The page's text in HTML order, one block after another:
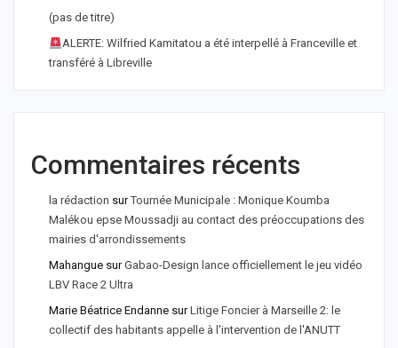
(pas de titre)
ALERTE: Wilfried Kamitatou a été interpellé à Franceville et
transféré à Libreville
Commentaires récents
la rédaction surTournée Municipale : Monique Koumba
Malékou epse Moussadji au contact des préoccupations des
mairies d'arrondissements
Mahangue surGabao-Design lance officiellement le jeu vidéo
LBV Race 2 Ultra
Marie Béatrice Endanne surLitige Foncier à Marseille 2: le
collectif des habitants appelle à l'intervention de l'ANUTT